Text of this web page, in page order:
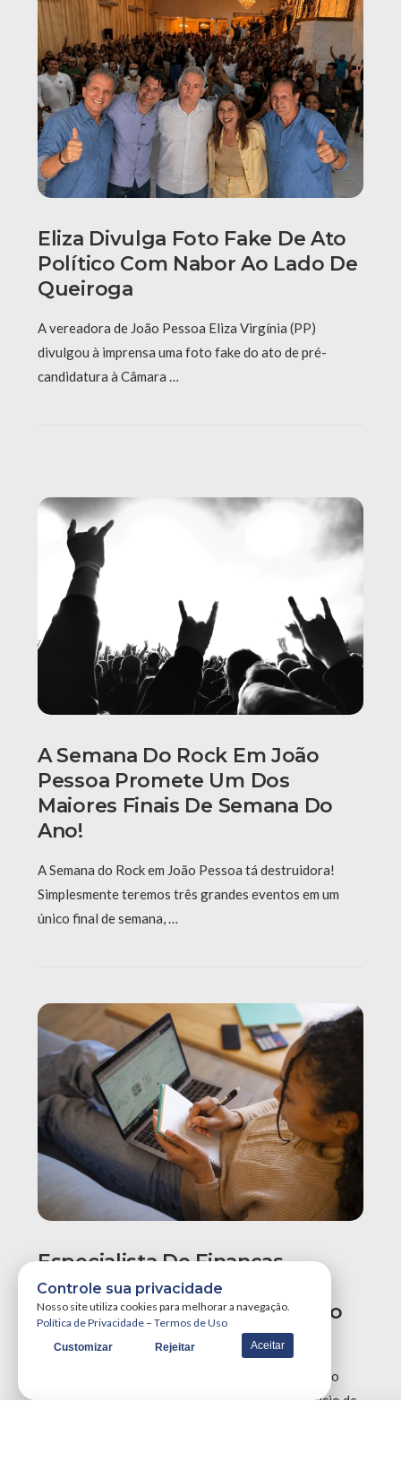
Eliza Divulga Foto Fake De Ato
Político Com Nabor Ao Lado De
Queiroga
A vereadora de João Pessoa Eliza Virgínia (PP)
divulgou à imprensa uma foto fake do ato de pré-
candidatura à Câmara …
A Semana Do Rock Em João
Pessoa Promete Um Dos
Maiores Finais De Semana Do
Ano!
A Semana do Rock em João Pessoa tá destruidora!
Simplesmente teremos três grandes eventos em um
único final de semana, …
Especialista De Finanças
Recomenda Revisão Do
Orçamento Para Evitar Aperto
No Fim Do Ano
Especialistas em finanças recomendam uma revisão
urgente no planejamento orçamentário neste início de
Controle sua privacidade
Nosso site utiliza cookies para melhorar a navegação.
Política de Privacidade – Termos de Uso
Customizar Rejeitar Aceitar